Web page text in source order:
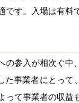
です。入場は有料
参入が相次ぐ中、
事業者にとって、
って事業者の収益